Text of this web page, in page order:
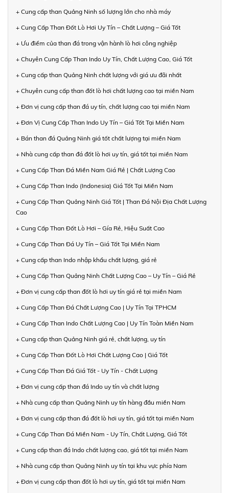
+ Cung cấp than Quảng Ninh số lượng lớn cho nhà máy
+ Cung Cấp Than Đốt Lò Hơi Uy Tín – Chất Lượng – Giá Tốt
+ Ưu điểm của than đá trong vận hành lò hơi công nghiệp
+ Chuyên Cung Cấp Than Indo Uy Tín, Chất Lượng Cao, Giá Tốt
+ Cung cấp than Quảng Ninh chất lượng với giá ưu đãi nhất
+ Chuyên cung cấp than đốt lò hơi chất lượng cao tại miền Nam
+ Đơn vị cung cấp than đá uy tín, chất lượng cao tại miền Nam
+ Đơn Vị Cung Cấp Than Indo Uy Tín – Giá Tốt Tại Miền Nam
+ Bán than đá Quảng Ninh giá tốt chất lượng tại miền Nam
+ Nhà cung cấp than đá đốt lò hơi uy tín, giá tốt tại miền Nam
+ Cung Cấp Than Đá Miền Nam Giá Rẻ | Chất Lượng Cao
+ Cung Cấp Than Indo (Indonesia) Giá Tốt Tại Miền Nam
+ Cung Cấp Than Quảng Ninh Giá Tốt | Than Đá Nội Địa Chất Lượng
Cao
+ Cung Cấp Than Đốt Lò Hơi – Gía Rẻ, Hiệu Suất Cao
+ Cung Cấp Than Đá Uy Tín – Giá Tốt Tại Miền Nam
+ Cung cấp than Indo nhập khẩu chất lượng, giá rẻ
+ Cung Cấp Than Quảng Ninh Chất Lượng Cao – Uy Tín – Giá Rẻ
+ Đơn vị cung cấp than đốt lò hơi uy tín giá rẻ tại miền Nam
+ Cung Cấp Than Đá Chất Lượng Cao | Uy Tín Tại TPHCM
+ Cung Cấp Than Indo Chất Lượng Cao | Uy Tín Toàn Miền Nam
+ Cung cấp than Quảng Ninh giá rẻ, chất lượng, uy tín
+ Cung Cấp Than Đốt Lò Hơi Chất Lượng Cao | Giá Tốt
+ Cung Cấp Than Đá Giá Tốt - Uy Tín - Chất Lượng
+ Đơn vị cung cấp than đá Indo uy tín và chất lượng
+ Nhà cung cấp than Quảng Ninh uy tín hàng đầu miền Nam
+ Đơn vị cung cấp than đá đốt lò hơi uy tín, giá tốt tại miền Nam
+ Cung Cấp Than Đá Miền Nam - Uy Tín, Chất Lượng, Giá Tốt
+ Cung cấp than đá Indo chất lượng cao, giá tốt tại miền Nam
+ Nhà cung cấp than Quảng Ninh uy tín tại khu vực phía Nam
+ Đơn vị cung cấp than đốt lò hơi uy tín, giá tốt tại miền Nam